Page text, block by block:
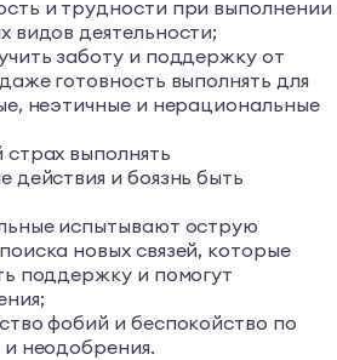
и трудности при выполнении
видов деятельности;
заботу и поддержку от
готовность выполнять для
неэтичные и нерациональные
выполнять
действия и боязнь быть
испытывают острую
новых связей, которые
поддержку и помогут
фобий и беспокойство по
неодобрения.